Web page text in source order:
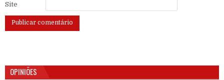
Site
OPINIÕES